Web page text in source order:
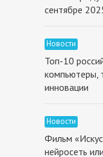
сентябре
Новости
Топ-10
компьютеры,
инновации
Новости
Фильм
нейросеть